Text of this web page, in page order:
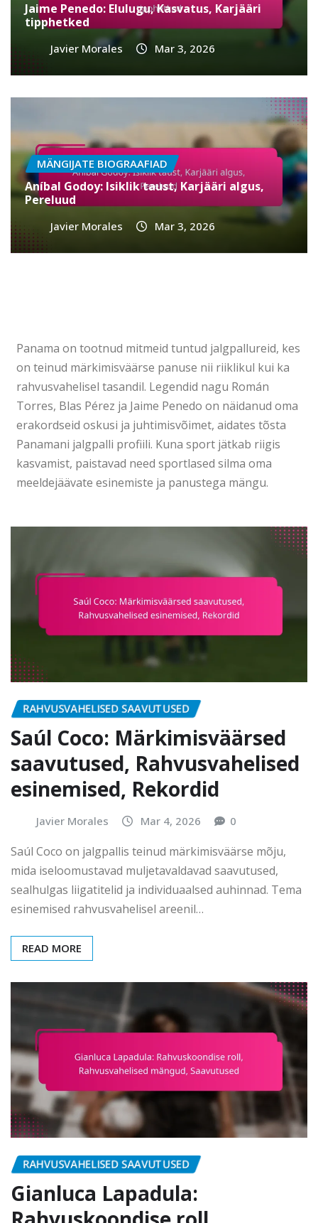
Jaime Penedo: Elulugu, Kasvatus, Karjääri
tipphetked
Javier Morales Mar 3, 2026
MÄNGIJATE BIOGRAAFIAD
Aníbal Godoy: Isiklik taust, Karjääri algus,
Pereluud
Javier Morales Mar 3, 2026
Panama on tootnud mitmeid tuntud jalgpallureid, kes
on teinud märkimisväärse panuse nii riiklikul kui ka
rahvusvahelisel tasandil. Legendid nagu Román
Torres, Blas Pérez ja Jaime Penedo on näidanud oma
erakordseid oskusi ja juhtimisvõimet, aidates tõsta
Panamani jalgpalli profiili. Kuna sport jätkab riigis
kasvamist, paistavad need sportlased silma oma
meeldejäävate esinemiste ja panustega mängu.
RAHVUSVAHELISED SAAVUTUSED
Saúl Coco: Märkimisväärsed
saavutused, Rahvusvahelised
esinemised, Rekordid
Javier Morales Mar 4, 2026 0
Saúl Coco on jalgpallis teinud märkimisväärse mõju,
mida iseloomustavad muljetavaldavad saavutused,
sealhulgas liigatitelid ja individuaalsed auhinnad. Tema
esinemised rahvusvahelisel areenil…
READ MORE
RAHVUSVAHELISED SAAVUTUSED
Gianluca Lapadula: